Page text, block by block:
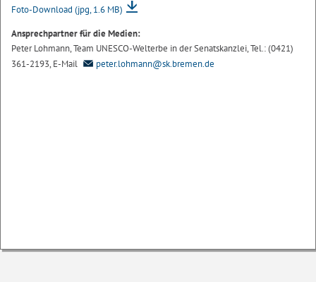
Foto-Download (jpg, 1.6 MB)
Ansprechpartner für die Medien:
Peter Lohmann, Team UNESCO-Welterbe in der Senatskanzlei, Tel.: (0421)
361-2193, E-Mail
peter.lohmann@sk.bremen.de